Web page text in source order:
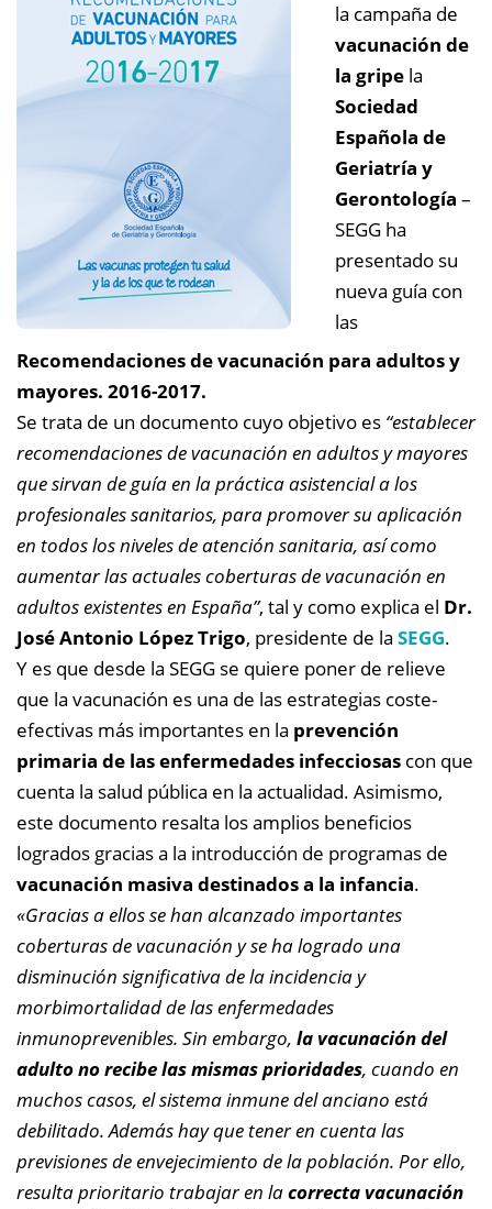
la campaña de
vacunación de
la gripe la
Sociedad
Española de
Geriatría y
Gerontología –
SEGG ha
presentado su
nueva guía con
las
Recomendaciones de vacunación para adultos y
mayores. 2016-2017.
Se trata de un documento cuyo objetivo es “establecer
recomendaciones de vacunación en adultos y mayores
que sirvan de guía en la práctica asistencial a los
profesionales sanitarios, para promover su aplicación
en todos los niveles de atención sanitaria, así como
aumentar las actuales coberturas de vacunación en
adultos existentes en España”, tal y como explica el Dr.
José Antonio López Trigo, presidente de la SEGG.
Y es que desde la SEGG se quiere poner de relieve
que la vacunación es una de las estrategias coste-
efectivas más importantes en la prevención
primaria de las enfermedades infecciosas con que
cuenta la salud pública en la actualidad. Asimismo,
este documento resalta los amplios beneficios
logrados gracias a la introducción de programas de
vacunación masiva destinados a la infancia.
«Gracias a ellos se han alcanzado importantes
coberturas de vacunación y se ha logrado una
disminución significativa de la incidencia y
morbimortalidad de las enfermedades
inmunoprevenibles. Sin embargo, la vacunación del
adulto no recibe las mismas prioridades, cuando en
muchos casos, el sistema inmune del anciano está
debilitado. Además hay que tener en cuenta las
previsiones de envejecimiento de la población. Por ello,
resulta prioritario trabajar en lacorrecta vacunación